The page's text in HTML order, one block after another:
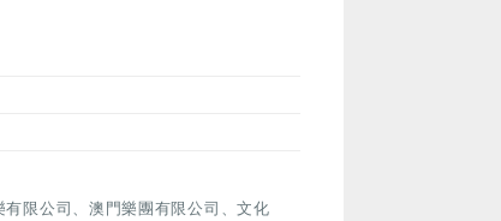
限公司、澳門樂團有限公司、文化